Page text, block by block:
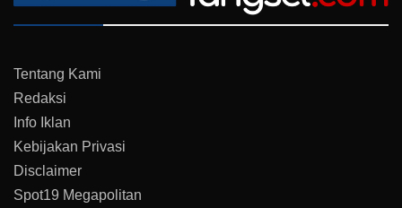
Tentang Kami
Redaksi
Info Iklan
Kebijakan Privasi
Disclaimer
Spot19 Megapolitan